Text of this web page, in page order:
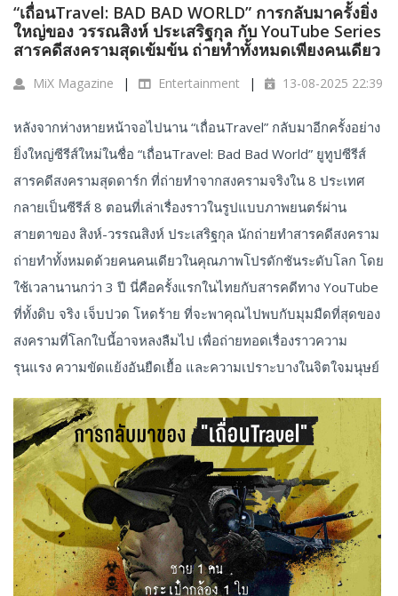
“เถื่อนTravel: BAD BAD WORLD” การกลับมาครั้งยิ่ง
ใหญ่ของ วรรณสิงห์ ประเสริฐกุล กับ YouTube Series
สารคดีสงครามสุดเข้มข้น ถ่ายทำทั้งหมดเพียงคนเดียว
MiX Magazine Entertainment 13-08-2025 22:39
หลังจากห่างหายหน้าจอไปนาน “เถื่อนTravel” กลับมาอีกครั้งอย่าง
ยิ่งใหญ่ซีรีส์ใหม่ในชื่อ “เถื่อนTravel: Bad Bad World” ยูทูปซีรีส์
สารคดีสงครามสุดดาร์ก ที่ถ่ายทำจากสงครามจริงใน 8 ประเทศ
กลายเป็นซีรีส์ 8 ตอนที่เล่าเรื่องราวในรูปแบบภาพยนตร์ผ่าน
สายตาของ สิงห์-วรรณสิงห์ ประเสริฐกุล นักถ่ายทำสารคดีสงคราม
ถ่ายทำทั้งหมดด้วยคนคนเดียวในคุณภาพโปรดักชันระดับโลก โดย
ใช้เวลานานกว่า 3 ปี นี่คือครั้งแรกในไทยกับสารคดีทาง YouTube
ที่ทั้งดิบ จริง เจ็บปวด โหดร้าย ที่จะพาคุณไปพบกับมุมมืดที่สุดของ
สงครามที่โลกใบนี้อาจหลงลืมไป เพื่อถ่ายทอดเรื่องราวความ
รุนแรง ความขัดแย้งอันยืดเยื้อ และความเปราะบางในจิตใจมนุษย์